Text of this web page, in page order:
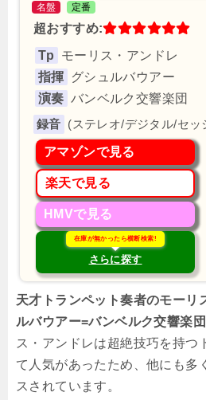
名盤 定番
超おすすめ:
Tp
モーリス・アンドレ
指揮
グシュルバウアー
演奏 バンベルク交響楽団
(ステレオ/デジタル/セッ
アマゾンで見る
楽天で見る
HMVで見る
在庫が無かったら横断検索!
さらに探す
天才トランペット奏者のモーリ
ルバウアー=バンベルク交響楽
ス・アンドレは超絶技巧を持つ
て人気があったため、他にも多
スされています。